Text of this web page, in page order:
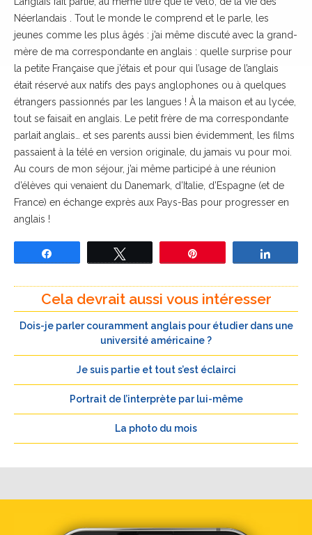
Néerlandais . Tout le monde le comprend et le parle, les
jeunes comme les plus âgés : j’ai même discuté avec la grand-
mère de ma correspondante en anglais : quelle surprise pour
la petite Française que j’étais et pour qui l’usage de l’anglais
était réservé aux natifs des pays anglophones ou à quelques
étrangers passionnés par les langues ! À la maison et au lycée,
tout se faisait en anglais. Le petit frère de ma correspondante
parlait anglais… et ses parents aussi bien évidemment, les films
passaient à la télé en version originale, du jamais vu pour moi.
Au cours de mon séjour, j’ai même participé à une réunion
d’élèves qui venaient du Danemark, d’Italie, d’Espagne (et de
France) en échange exprès aux Pays-Bas pour progresser en
anglais !
Cela devrait aussi vous intéresser
Dois-je parler couramment anglais pour étudier dans une
université américaine ?
Je suis partie et tout s’est éclairci
Portrait de l’interprète par lui-même
La photo du mois